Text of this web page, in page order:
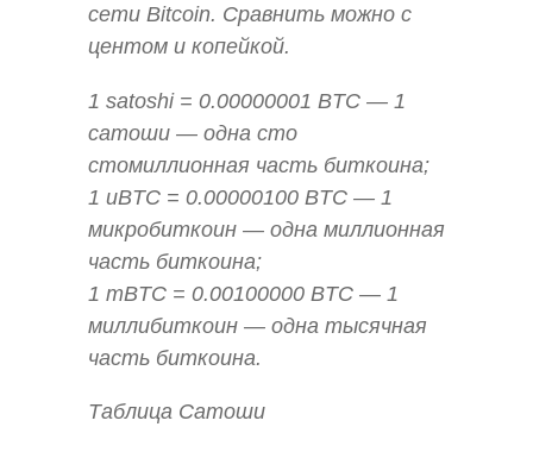
сети Bitcoin. Сравнить можно с
центом и копейкой.
1 satoshi = 0.00000001 BTC — 1
сатоши — одна сто
стомиллионная часть биткоина;
1 uBTC = 0.00000100 BTC — 1
микробиткоин — одна миллионная
часть биткоина;
1 mBTC = 0.00100000 BTC — 1
миллибиткоин — одна тысячная
часть биткоина.
Таблица Сатоши